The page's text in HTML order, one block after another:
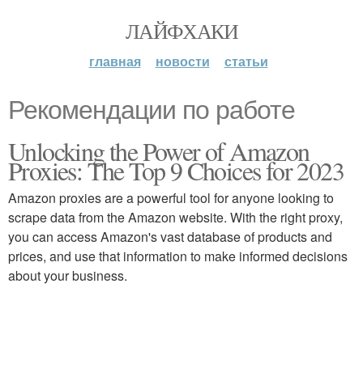
ЛАЙФХАКИ
главная новости статьи
Рекомендации по работе
Unlocking the Power of Amazon
Proxies: The Top 9 Choices for 2023
Amazon proxies are a powerful tool for anyone looking to
scrape data from the Amazon website. With the right proxy,
you can access Amazon's vast database of products and
prices, and use that information to make informed decisions
about your business.